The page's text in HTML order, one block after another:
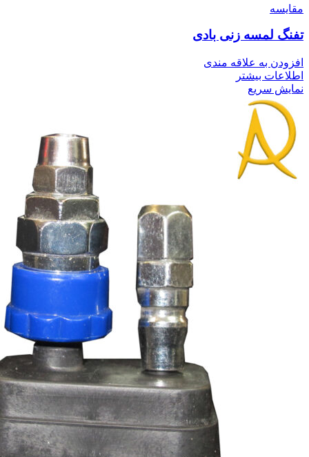
مقايسه
تفنگ لمسه زنی بادی
افزودن به علاقه مندی
اطلاعات بیشتر
نمایش سریع